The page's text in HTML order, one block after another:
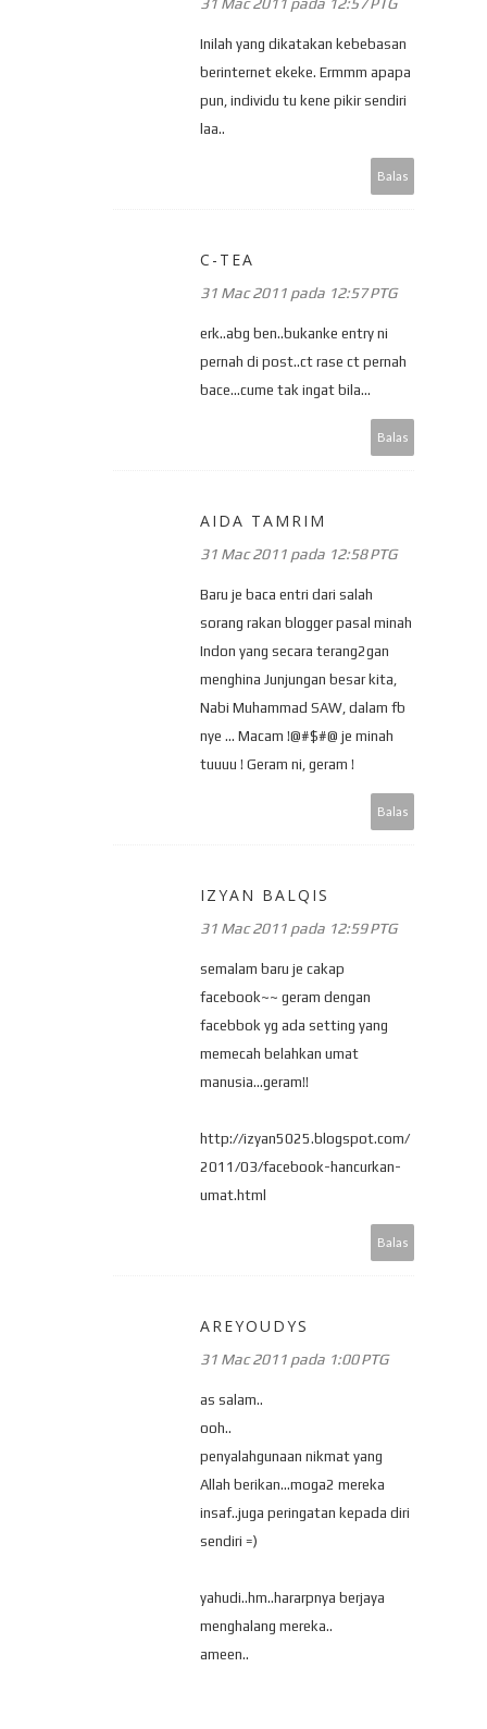
Inilah yang dikatakan kebebasan
berinternet ekeke. Ermmm apapa
pun, individu tu kene pikir sendiri
laa..
Balas
C-TEA
31 Mac 2011 pada 12:57 PTG
erk..abg ben..bukanke entry ni
pernah di post..ct rase ct pernah
bace...cume tak ingat bila...
Balas
AIDA TAMRIM
31 Mac 2011 pada 12:58 PTG
Baru je baca entri dari salah
sorang rakan blogger pasal minah
Indon yang secara terang2gan
menghina Junjungan besar kita,
Nabi Muhammad SAW, dalam fb
nye ... Macam !@#$#@ je minah
tuuuu ! Geram ni, geram !
Balas
IZYAN BALQIS
31 Mac 2011 pada 12:59 PTG
semalam baru je cakap
facebook~~ geram dengan
facebbok yg ada setting yang
memecah belahkan umat
manusia...geram!!
http://izyan5025.blogspot.com/
2011/03/facebook-hancurkan-
umat.html
Balas
AREYOUDYS
31 Mac 2011 pada 1:00 PTG
as salam..
ooh..
penyalahgunaan nikmat yang
Allah berikan...moga2 mereka
insaf..juga peringatan kepada diri
sendiri =)
yahudi..hm..hararpnya berjaya
menghalang mereka..
ameen..